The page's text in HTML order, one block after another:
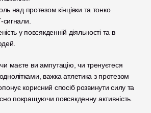
над протезом кінцівки та тонко
у повсякденній діяльності та в
маєте ви ампутацію, чи тренуєтеся
важка атлетика з протезом
корисний спосіб розвинути силу та
покращуючи повсякденну активність.